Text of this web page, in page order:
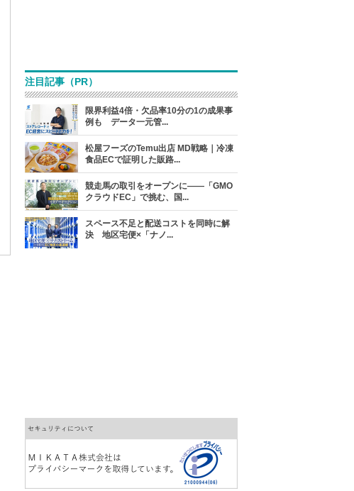
注目記事（PR）
限界利益4倍・欠品率10分の1の成果事
例も データ一元管...
松屋フーズのTemu出店 MD戦略｜冷凍
食品ECで証明した販路...
競走馬の取引をオープンに――「GMO
クラウドEC」で挑む、国...
スペース不足と配送コストを同時に解
決 地区宅便×「ナノ...